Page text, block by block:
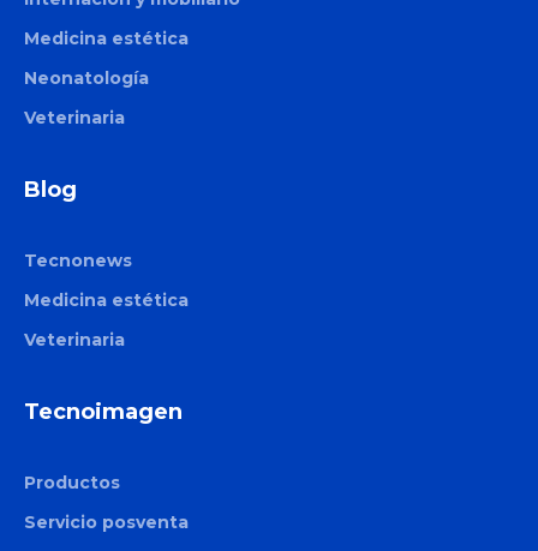
Medicina estética
Neonatología
Veterinaria
Blog
Tecnonews
Medicina estética
Veterinaria
Tecnoimagen
Productos
Servicio posventa